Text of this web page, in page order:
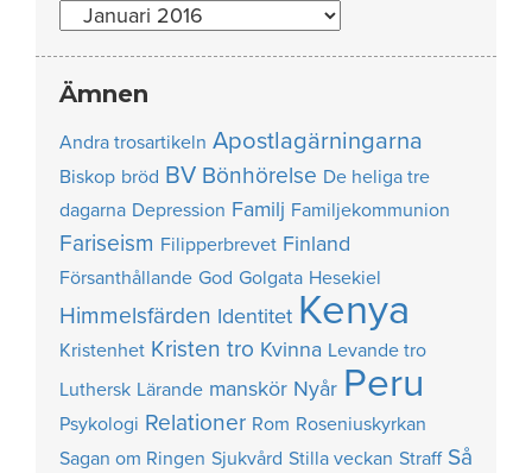
Nummer
Ämnen
Andra trosartikeln Apostlagärningarna
Biskop bröd BV Bönhörelse De heliga tre
dagarna Depression Familj Familjekommunion
Fariseism Filipperbrevet Finland
Försanthållande God Golgata Hesekiel
Himmelsfärden Identitet Kenya
Kristenhet Kristen tro Kvinna Levande tro
Luthersk Lärande manskör Nyår Peru
Psykologi Relationer Rom Roseniuskyrkan
Sagan om Ringen Sjukvård Stilla veckan Straff Så